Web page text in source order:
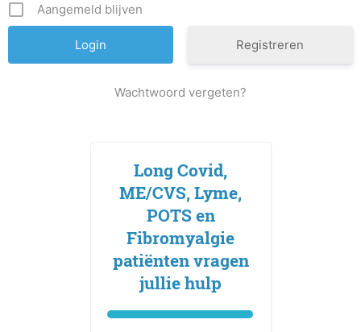
Aangemeld blijven
Registreren
Wachtwoord vergeten?
Long Covid,
ME/CVS, Lyme,
POTS en
Fibromyalgie
patiënten vragen
jullie hulp